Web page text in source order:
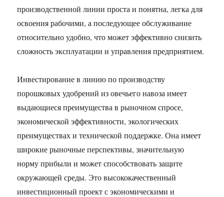
производственной линии проста и понятна, легка для
освоения рабочими, а последующее обслуживание
относительно удобно, что может эффективно снизить
сложность эксплуатации и управления предприятием.​
Инвестирование в линию по производству
порошковых удобрений из овечьего навоза имеет
выдающиеся преимущества в рыночном спросе,
экономической эффективности, экологических
преимуществах и технической поддержке. Она имеет
широкие рыночные перспективы, значительную
норму прибыли и может способствовать защите
окружающей среды. Это высококачественный
инвестиционный проект с экономическими и